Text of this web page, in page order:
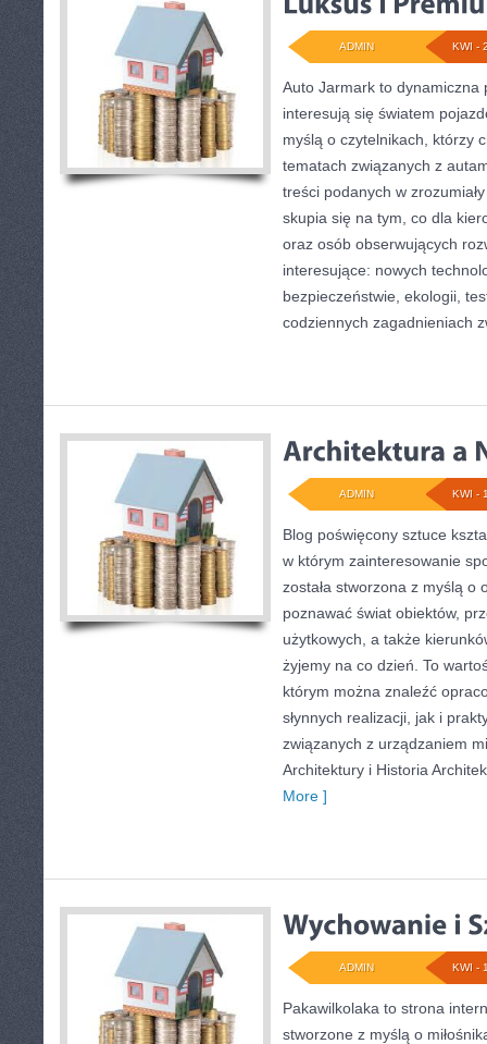
KWI -
ADMIN
Auto Jarmark to dynamiczna
interesują się światem
myślą o czytelnikach, którzy
tematach związanych z
treści podanych w
skupia się na tym, co dla
oraz osób obserwujących
interesujące: nowych
bezpieczeństwie, ekologii,
codziennych zagadnieniach
KWI -
ADMIN
Blog poświęcony sztuce
w którym zainteresowanie
została stworzona z myślą o
poznawać świat obiektów,
użytkowych, a także
żyjemy na co dzień. To
którym można znaleźć
słynnych realizacji, jak i
związanych z urządzaniem
Architektury i Historia
More ]
KWI -
ADMIN
Pakawilkolaka to strona
stworzone z myślą o